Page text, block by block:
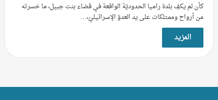
كأن لم يكفِ بلدة راميا الحدوديّة الواقعة في قضاء بنت جبيل، ما خسرته
من أرواح وممتلكات على يد العدوّ الإسرائيليّ،…
المزيد